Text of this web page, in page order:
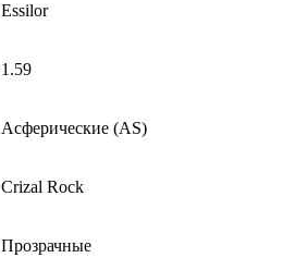
Essilor
1.59
Асферические (AS)
Crizal Rock
Прозрачные